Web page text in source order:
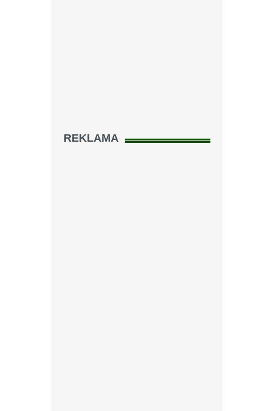
REKLAMA